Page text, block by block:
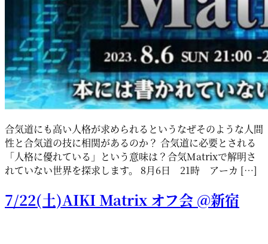
合気道にも高い人格が求められるというなぜそのような人間
性と合気道の技に相関があるのか？ 合気道に必要とされる
「人格に優れている」という意味は？合気Matrixで解明さ
れていない世界を探求します。 8月6日 21時 アーカ […]
7/22(土)AIKI Matrix オフ会 @新宿